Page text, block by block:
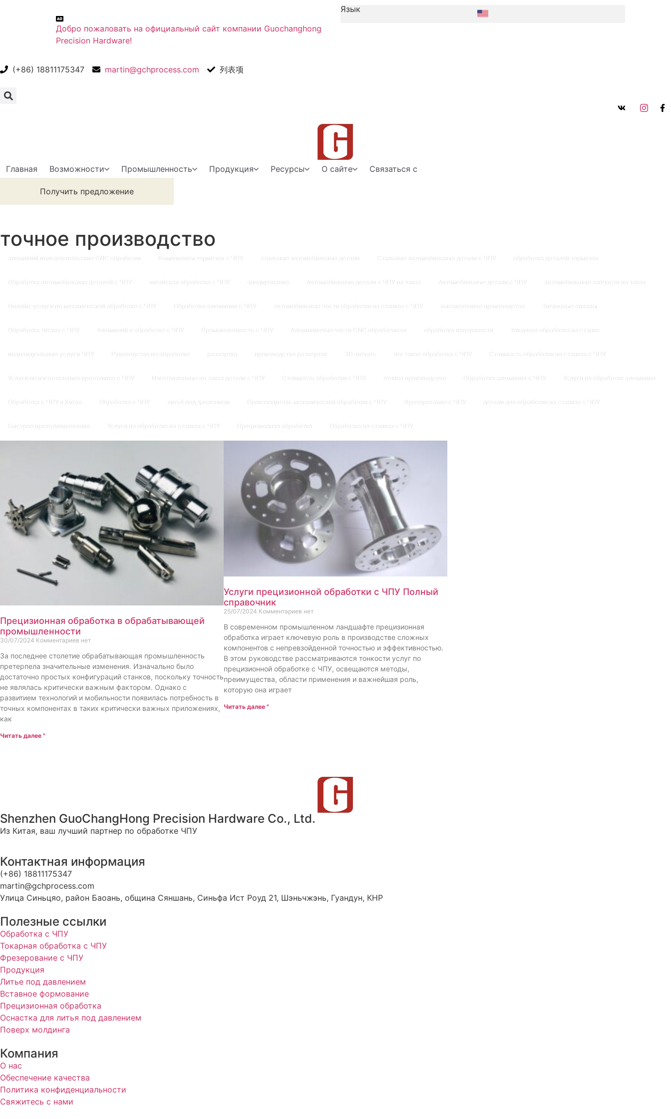
Добро пожаловать на официальный сайт компании Guochanghong
Precision Hardware!
Язык
(+86) 18811175347 martin@gchprocess.com 列表项
Главная Возможности Промышленность Продукция Ресурсы О сайте Связаться с
Получить предложение
точное производство
алюминий пользовательские CNC обработки Компоненты тормозов с ЧПУ стальные автомобильные детали Стальные автомобильные детали с ЧПУ обработка деталей тормозов
Обработка автомобильных деталей с ЧПУ китайская обработка с ЧПУ анодирование Автомобильные детали с ЧПУ на заказ Автомобильные детали с ЧПУ автомобильные запчасти на заказ
Онлайн-услуги по механической обработке с ЧПУ Обработка алюминия с ЧПУ автомобильные части обработки на станках с ЧПУ высокоточное производство Титановые сплавы
Обработка титана с ЧПУ Алюминий в обработке с ЧПУ Промышленность с ЧПУ Алюминиевые части CNC обрабатывая обработка поверхности токарная обработка на станке
индивидуальные услуги ЧПУ Руководство по обработке развертка производство разверток 3D-печать что такое обработка с ЧПУ Стоимость обработки на станках с ЧПУ
Услуги по изготовлению прототипов с ЧПУ Изготовленные на заказ детали с ЧПУ Стоимость обработки с ЧПУ точное производство Обработка алюминия с ЧПУ Услуги по обработке алюминия
Обработка с ЧПУ в Китае Обработка с ЧПУ литьё под давлением Производитель механической обработки с ЧПУ Фрезерование с ЧПУ детали для обработки на станках с ЧПУ
Быстрое прототипирование Услуги по обработке на станках с ЧПУ Прецизионная обработка Обработка на станках с ЧПУ
Прецизионная обработка в обрабатывающей
промышленности
30/07/2024 Комментариев нет
За последнее столетие обрабатывающая промышленность
претерпела значительные изменения. Изначально было
достаточно простых конфигураций станков, поскольку точность
не являлась критически важным фактором. Однако с
развитием технологий и мобильности появилась потребность в
точных компонентах в таких критически важных приложениях,
как
Читать далее "
Услуги прецизионной обработки с ЧПУ Полный
справочник
25/07/2024 Комментариев нет
В современном промышленном ландшафте прецизионная
обработка играет ключевую роль в производстве сложных
компонентов с непревзойденной точностью и эффективностью.
В этом руководстве рассматриваются тонкости услуг по
прецизионной обработке с ЧПУ, освещаются методы,
преимущества, области применения и важнейшая роль,
которую она играет
Читать далее "
Shenzhen GuoChangHong Precision Hardware Co., Ltd.
Из Китая, ваш лучший партнер по обработке ЧПУ
Контактная информация
(+86) 18811175347
martin@gchprocess.com
Улица Синьцяо, район Баоань, община Сяншань, Синьфа Ист Роуд 21, Шэньчжэнь, Гуандун, КНР
Полезные ссылки
Обработка с ЧПУ
Токарная обработка с ЧПУ
Фрезерование с ЧПУ
Продукция
Литье под давлением
Вставное формование
Прецизионная обработка
Оснастка для литья под давлением
Поверх молдинга
Компания
О нас
Обеспечение качества
Политика конфиденциальности
Свяжитесь с нами